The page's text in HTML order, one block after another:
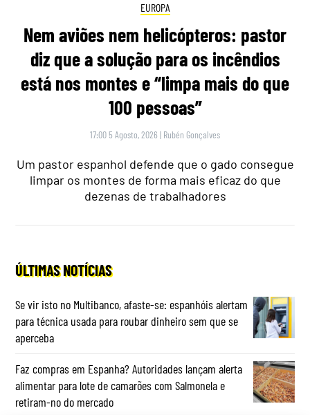
EUROPA
Nem aviões nem helicópteros: pastor
diz que a solução para os incêndios
está nos montes e “limpa mais do que
100 pessoas”
17:00 5 Agosto, 2026 | Rubén Gonçalves
Um pastor espanhol defende que o gado consegue
limpar os montes de forma mais eficaz do que
dezenas de trabalhadores
ÚLTIMAS NOTÍCIAS
Se vir isto no Multibanco, afaste-se: espanhóis alertam
para técnica usada para roubar dinheiro sem que se
aperceba
Faz compras em Espanha? Autoridades lançam alerta
alimentar para lote de camarões com Salmonela e
retiram-no do mercado